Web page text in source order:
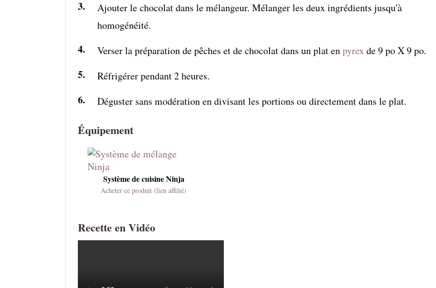
Ajouter le chocolat dans le mélangeur. Mélanger les deux ingrédients jusqu'à
homogénéité.
Verser la préparation de pêches et de chocolat dans un plat enpyrexde 9 po X 9 po.
Réfrigérer pendant 2 heures.
Déguster sans modération en divisant les portions ou directement dans le plat.
Équipement
Système de cuisine Ninja
Acheter ce produit (lien affilié)
Recette en Vidéo